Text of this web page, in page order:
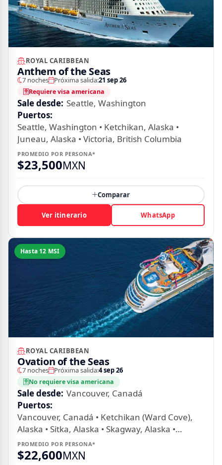
ROYAL CARIBBEAN
Anthem of the Seas
7 noches Próxima salida:21 sep 26
Requiere visa americana
Sale desde: Seattle, Washington
Puertos:
Seattle, Washington • Ketchikan, Alaska •
Juneau, Alaska • Victoria, British Columbia
PROMEDIO POR PERSONA*
$23,500MXN
Comparar
Ver itinerario WhatsApp
Hasta 12 MSI
ROYAL CARIBBEAN
Ovation of the Seas
7 noches Próxima salida:4 sep 26
No requiere visa americana
Sale desde: Vancouver, Canadá
Puertos:
Vancouver, Canadá • Ketchikan (Ward Cove),
Alaska • Sitka, Alaska • Skagway, Alaska •
Seward, Alaska
PROMEDIO POR PERSONA*
$22,600MXN